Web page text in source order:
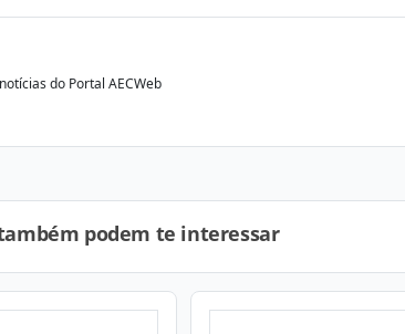
do Portal AECWeb
podem te interessar